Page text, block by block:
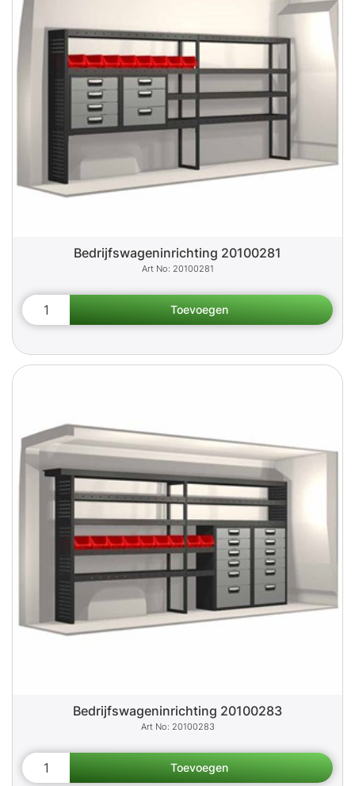
Bedrijfswageninrichting 20100281
20100281
Bedrijfswageninrichting 20100283
20100283